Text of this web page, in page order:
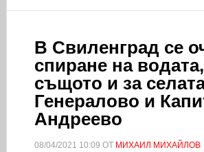
В Свиленград се
спиране на водата,
същото и за
Генералово и
Андреево
08/04/2021 10:09 ОТ МИХАИЛ МИХАЙЛОВ